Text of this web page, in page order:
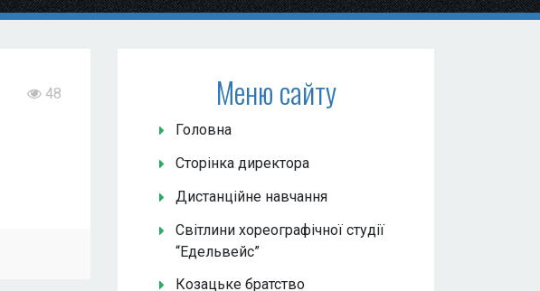
48 Меню сайту
Головна
Сторінка директора
Дистанційне навчання
Світлини хореографічної студії
“Едельвейс”
Козацьке братство